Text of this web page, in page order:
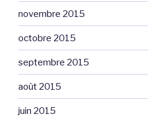
novembre 2015
octobre 2015
septembre 2015
août 2015
juin 2015